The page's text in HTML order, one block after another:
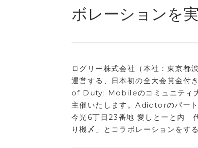
ボレーションを
ログリー株式会社（本社：東京都
運営する、日本初の全大会賞金
of Duty: Mobileのコミュニティ
主催いたします。Adictorのパー
今光6丁目23番地 愛しとーと内
り機〆」とコラボレーションをす